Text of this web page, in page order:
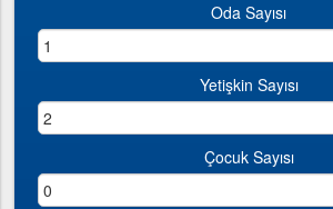
Oda Sayısı
Yetişkin Sayısı
Çocuk Sayısı